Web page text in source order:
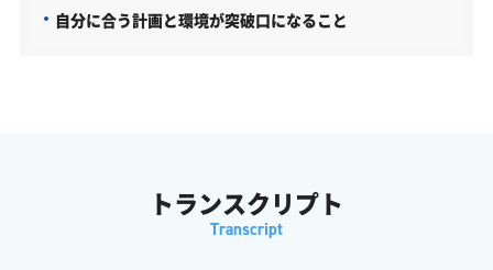
自分に合う計画と環境が突破口になること
トランスクリプト